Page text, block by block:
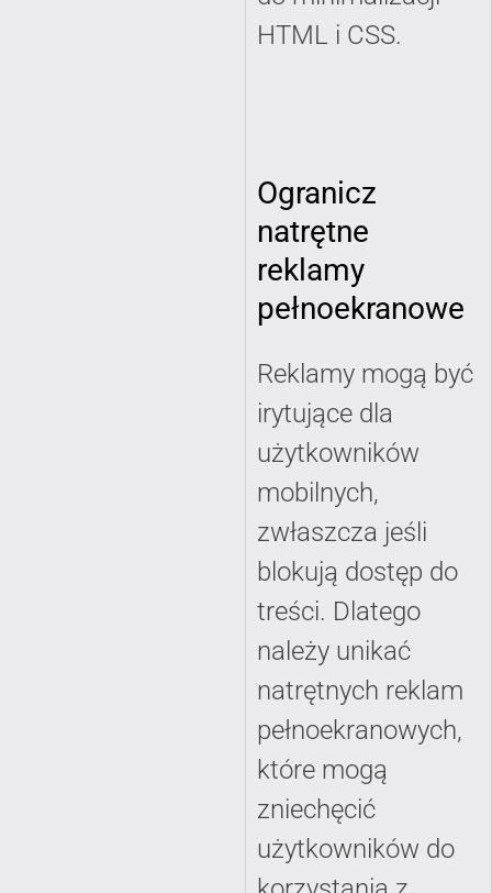
HTML i CSS.
Ogranicz
natrętne
reklamy
pełnoekranowe
Reklamy mogą być
irytujące dla
użytkowników
mobilnych,
zwłaszcza jeśli
blokują dostęp do
treści. Dlatego
należy unikać
natrętnych reklam
pełnoekranowych,
które mogą
zniechęcić
użytkowników do